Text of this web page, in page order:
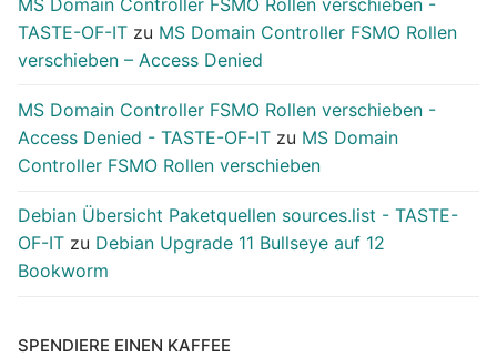
TASTE-OF-IT zu MS Domain Controller FSMO Rollen
verschieben – Access Denied
MS Domain Controller FSMO Rollen verschieben -
Access Denied - TASTE-OF-IT zu MS Domain
Controller FSMO Rollen verschieben
Debian Übersicht Paketquellen sources.list - TASTE-
OF-IT zu Debian Upgrade 11 Bullseye auf 12
Bookworm
SPENDIERE EINEN KAFFEE